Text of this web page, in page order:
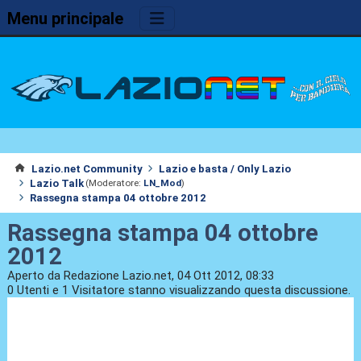
Menu principale
Lazio.net Community
Lazio e basta / Only Lazio
Lazio Talk (Moderatore: LN_Mod)
Rassegna stampa 04 ottobre 2012
Rassegna stampa 04 ottobre
2012
Aperto da Redazione Lazio.net, 04 Ott 2012, 08:33
0 Utenti e 1 Visitatore stanno visualizzando questa discussione.